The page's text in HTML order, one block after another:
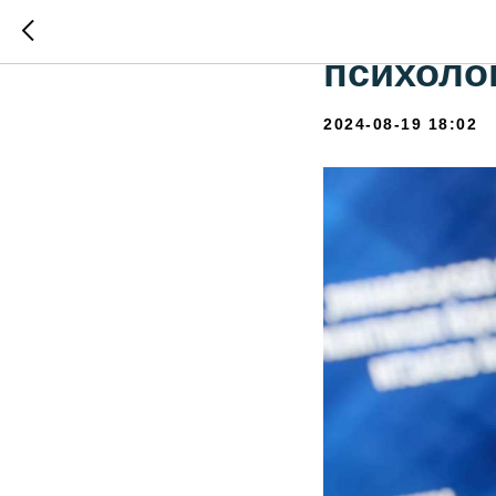
2024-08-19 18:02